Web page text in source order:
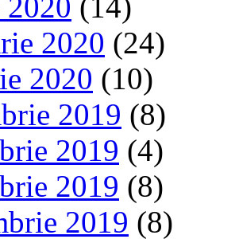
2020 (24)
2020 (10)
2019 (8)
2019 (4)
2019 (8)
2019 (8)